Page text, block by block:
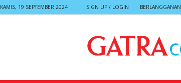
KAMIS, 19 SEPTEMBER 2024 SIGN UP / LOGIN BERLANGGANAN